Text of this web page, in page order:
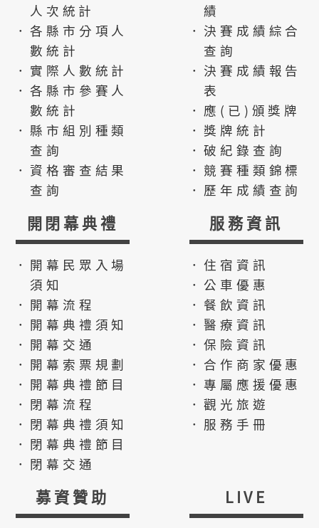
人次統計
．各縣市分項人
數統計
．實際人數統計
．各縣市參賽人
數統計
．縣市組別種類
查詢
．資格審查結果
查詢
績
．決賽成績綜合
查詢
．決賽成績報告
表
．應(已)頒獎牌
．獎牌統計
．破紀錄查詢
．競賽種類錦標
．歷年成績查詢
開閉幕典禮
．開幕民眾入場
須知
．開幕流程
．開幕典禮須知
．開幕交通
．開幕索票規劃
．開幕典禮節目
．閉幕流程
．閉幕典禮須知
．閉幕典禮節目
．閉幕交通
服務資訊
．住宿資訊
．公車優惠
．餐飲資訊
．醫療資訊
．保險資訊
．合作商家優惠
．專屬應援優惠
．觀光旅遊
．服務手冊
募資贊助 LIVE